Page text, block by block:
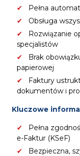
Pełna
Obsługa
Rozwiązanie
specjalistów
Brak
papierowej
Faktury
dokumentów i
Kluczowe
Pełna
e-Faktur (KSeF)
Bezpieczna,